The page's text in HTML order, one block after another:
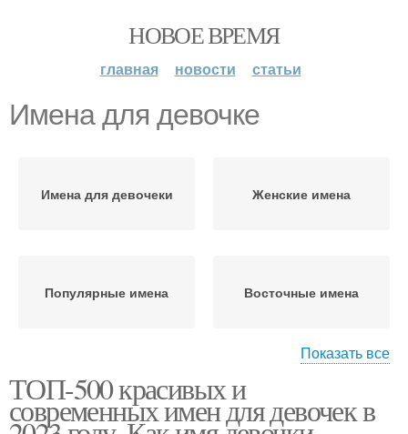
НОВОЕ ВРЕМЯ
главная новости статьи
Имена для девочке
Имена для девочеки Женские имена
Популярные имена Восточные имена
Имена для девочек Необычные имена
Показать все
ТОП-500 красивых и
современных имен для девочек в